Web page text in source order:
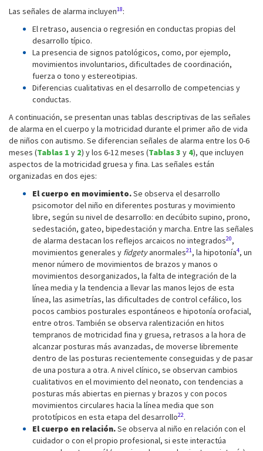
Las señales de alarma incluyen18:
El retraso, ausencia o regresión en conductas propias del
desarrollo típico.
La presencia de signos patológicos, como, por ejemplo,
movimientos involuntarios, dificultades de coordinación,
fuerza o tono y estereotipias.
Diferencias cualitativas en el desarrollo de competencias y
conductas.
A continuación, se presentan unas tablas descriptivas de las señales
de alarma en el cuerpo y la motricidad durante el primer año de vida
de niños con autismo. Se diferencian señales de alarma entre los 0-6
meses (Tablas 1 y 2) y los 6-12 meses (Tablas 3 y 4), que incluyen
aspectos de la motricidad gruesa y fina. Las señales están
organizadas en dos ejes:
El cuerpo en movimiento.Se observa el desarrollo
psicomotor del niño en diferentes posturas y movimiento
libre, según su nivel de desarrollo: en decúbito supino, prono,
sedestación, gateo, bipedestación y marcha. Entre las señales
de alarma destacan los reflejos arcaicos no integrados20,
movimientos generales y fidgetyanormales21, la hipotonía4, un
menor número de movimientos de brazos y manos o
movimientos desorganizados, la falta de integración de la
línea media y la tendencia a llevar las manos lejos de esta
línea, las asimetrías, las dificultades de control cefálico, los
pocos cambios posturales espontáneos e hipotonía orofacial,
entre otros. También se observa ralentización en hitos
tempranos de motricidad fina y gruesa, retrasos a la hora de
alcanzar posturas más avanzadas, de moverse libremente
dentro de las posturas recientemente conseguidas y de pasar
de una postura a otra. A nivel clínico, se observan cambios
cualitativos en el movimiento del neonato, con tendencias a
posturas más abiertas en piernas y brazos y con pocos
movimientos circulares hacia la línea media que son
prototípicos en esta etapa del desarrollo22.
El cuerpo en relación.Se observa al niño en relación con el
cuidador o con el propio profesional, si este interactúa